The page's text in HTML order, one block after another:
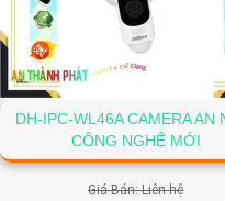
DH-IPC-WL46A CAMERA AN
CÔNG NGHỆ MỚI
Giá Bán: Liên hệ